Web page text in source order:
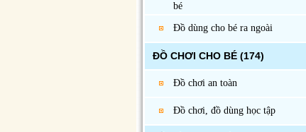
bé
Đồ dùng cho bé ra ngoài
ĐỒ CHƠI CHO BÉ (174)
Đồ chơi an toàn
Đồ chơi, đồ dùng học tập